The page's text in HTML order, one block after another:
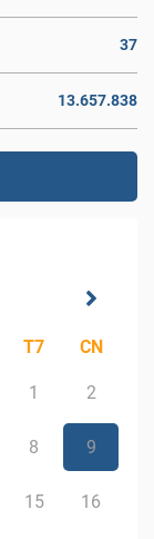
37
13.657.838
T7 CN
1 2
8 9
15 16